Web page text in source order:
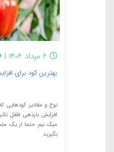
6 مرداد 1404 |
بهترین کود برای
نوع و مقادیر کودهایی
افزایش باردهی فلفل
میک نیم حتما از یک
بگیرید.